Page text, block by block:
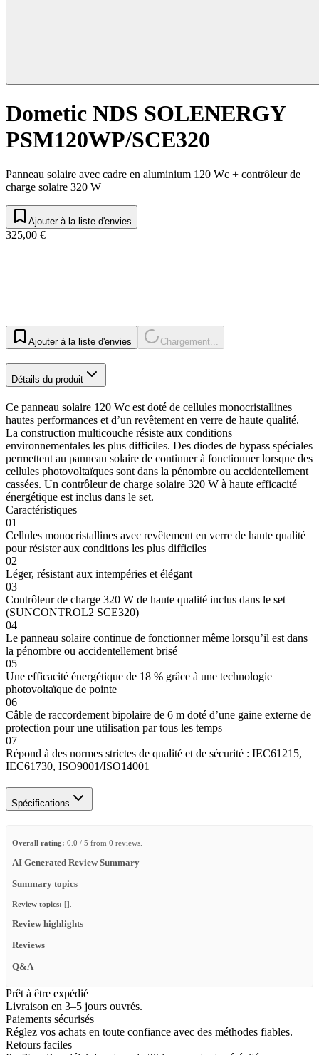
Dometic NDS SOLENERGY
PSM120WP/SCE320
Panneau solaire avec cadre en aluminium 120 Wc + contrôleur de
charge solaire 320 W
Ajouter à la liste d'envies
325,00 €
Ajouter à la liste d'envies Chargement...
Détails du produit
Ce panneau solaire 120 Wc est doté de cellules monocristallines
hautes performances et d’un revêtement en verre de haute qualité.
La construction multicouche résiste aux conditions
environnementales les plus difficiles. Des diodes de bypass spéciales
permettent au panneau solaire de continuer à fonctionner lorsque des
cellules photovoltaïques sont dans la pénombre ou accidentellement
cassées. Un contrôleur de charge solaire 320 W à haute efficacité
énergétique est inclus dans le set.
Caractéristiques
01
Cellules monocristallines avec revêtement en verre de haute qualité
pour résister aux conditions les plus difficiles
02
Léger, résistant aux intempéries et élégant
03
Contrôleur de charge 320 W de haute qualité inclus dans le set
(SUNCONTROL2 SCE320)
04
Le panneau solaire continue de fonctionner même lorsqu’il est dans
la pénombre ou accidentellement brisé
05
Une efficacité énergétique de 18 % grâce à une technologie
photovoltaïque de pointe
06
Câble de raccordement bipolaire de 6 m doté d’une gaine externe de
protection pour une utilisation par tous les temps
07
Répond à des normes strictes de qualité et de sécurité : IEC61215,
IEC61730, ISO9001/ISO14001
Spécifications
Overall rating: 0.0 / 5 from 0 reviews.
AI Generated Review Summary
Summary topics
Review topics: [].
Review highlights
Reviews
Q&A
Prêt à être expédié
Livraison en 3–5 jours ouvrés.
Paiements sécurisés
Réglez vos achats en toute confiance avec des méthodes fiables.
Retours faciles